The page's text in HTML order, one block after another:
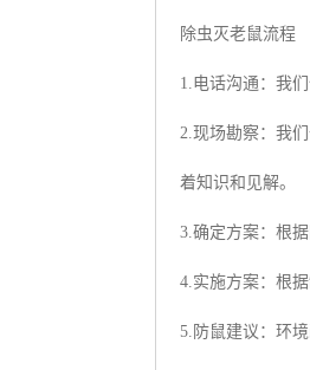
除虫灭老鼠流程
1.电话沟通：我
2.现场勘察：我
着知识和见解。
3.确定方案：根
4.实施方案：根
5.防鼠建议：环